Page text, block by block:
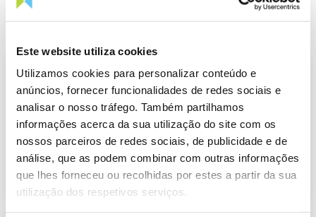
Este website utiliza cookies
Utilizamos cookies para personalizar conteúdo e
anúncios, fornecer funcionalidades de redes sociais e
analisar o nosso tráfego. Também partilhamos
informações acerca da sua utilização do site com os
nossos parceiros de redes sociais, de publicidade e de
análise, que as podem combinar com outras informações
que lhes forneceu ou recolhidas por estes a partir da sua
utilização dos respetivos serviços.
637.59 Kb
Informação Semanal do Sistema
Eletroprodutor da semana 50 de
2023
Publicação com periodicidade semanal, com
informação sobre Eletricidade
2023-12-18 Eletricidade